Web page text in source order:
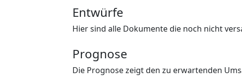
Entwürfe
Hier sind alle Dokumente die noch nicht
Prognose
Die Prognose zeigt den zu erwartenden